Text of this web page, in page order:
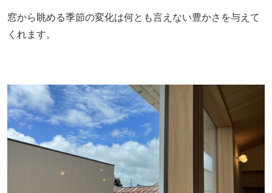
窓から眺める季節の変化は何とも言えない豊かさを与えて
くれます。